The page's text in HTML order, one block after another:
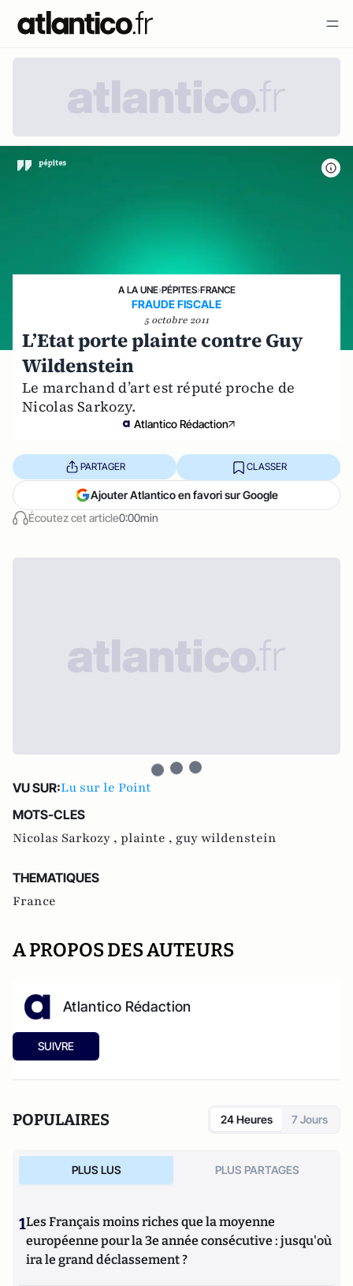
A LA UNE›PÉPITES›FRANCE
FRAUDE FISCALE
5 octobre 2011
L’Etat porte plainte contre Guy
Wildenstein
Le marchand d’art est réputé proche de
Nicolas Sarkozy.
Atlantico Rédaction
Écoutez cet article0:00min
PARTAGER CLASSER
Ajouter Atlantico en favori sur Google
VU SUR:Lu sur le Point
MOTS-CLES
Nicolas Sarkozy , plainte , guy wildenstein
THEMATIQUES
France
A PROPOS DES AUTEURS
Atlantico Rédaction
SUIVRE
POPULAIRES 24 Heures 7 Jours
PLUS LUS PLUS PARTAGES
1Les Français moins riches que la moyenne
européenne pour la 3e année consécutive : jusqu'où
ira le grand déclassement ?